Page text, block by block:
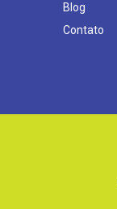
Blog
Contato